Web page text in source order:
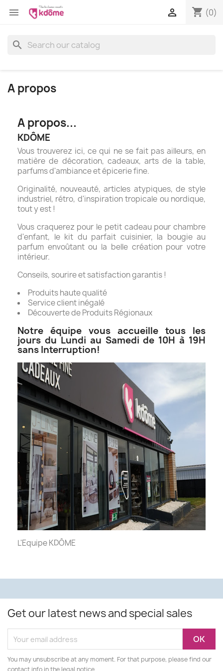
 shopping_cart (0)

search
A propos
A propos...
KDÔME
Vous trouverez ici, ce qui ne se fait pas ailleurs, en
matière de décoration, cadeaux, arts de la table,
parfums d'ambiance et épicerie fine.
Originalité, nouveauté, articles atypiques, de style
industriel, rétro, d'inspiration tropicale ou nordique,
tout y est !
Vous craquerez pour le petit cadeau pour chambre
d'enfant, le kit du parfait cuisinier, la bougie au
parfum envoûtant ou la belle création pour votre
intérieur.
Conseils, sourire et satisfaction garantis !
Produits haute qualité
Service client inégalé
Découverte de Produits Régionaux
Notre équipe vous accueille tous les
jours du Lundi au Samedi de 10H à 19H
sans Interruption!
L'Equipe KDÔME
Get our latest news and special sales
You may unsubscribe at any moment. For that purpose, please find our
contact info in the legal notice.